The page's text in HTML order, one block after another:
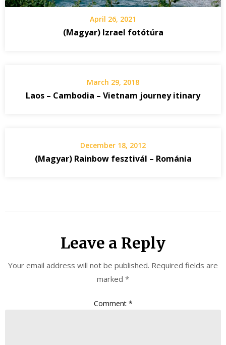
April 26, 2021
(Magyar) Izrael fotótúra
March 29, 2018
Laos – Cambodia – Vietnam journey itinary
December 18, 2012
(Magyar) Rainbow fesztivál – Románia
Leave a Reply
Your email address will not be published. Required fields are
marked *
Comment *